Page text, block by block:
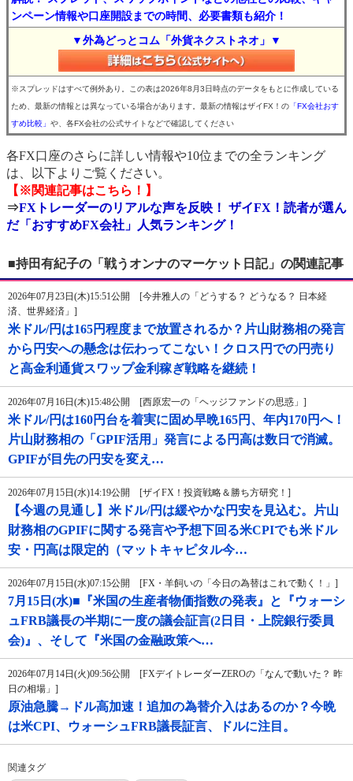
ンペーン情報や口座開設までの時間、必要書類も紹介！
▼外為どっとコム「外貨ネクストネオ」▼
※スプレッドはすべて例外あり。この表は2026年8月3日時点のデータをもとに作成している
ため、最新の情報とは異なっている場合があります。最新の情報はザイFX！の 「FX会社おす
すめ比較」 や、各FX会社の公式サイトなどで確認してください
各FX口座のさらに詳しい情報や10位までの全ランキング
は、以下よりご覧ください。
【※関連記事はこちら！】
⇒FXトレーダーのリアルな声を反映！ ザイFX！読者が選ん
だ「おすすめFX会社」人気ランキング！
■持田有紀子の「戦うオンナのマーケット日記」の関連記事
2026年07月23日(木)15:51公開 [今井雅人の「どうする？ どうなる？ 日本経
済、世界経済」]
米ドル/円は165円程度まで放置されるか？片山財務相の発言
から円安への懸念は伝わってこない！クロス円での円売り
と高金利通貨スワップ金利稼ぎ戦略を継続！
2026年07月16日(木)15:48公開 [西原宏一の「ヘッジファンドの思惑」]
米ドル/円は160円台を着実に固め早晩165円、年内170円へ！
片山財務相の「GPIF活用」発言による円高は数日で消滅。
GPIFが目先の円安を変え…
2026年07月15日(水)14:19公開 [ザイFX！投資戦略＆勝ち方研究！]
【今週の見通し】米ドル/円は緩やかな円安を見込む。片山
財務相のGPIFに関する発言や予想下回る米CPIでも米ドル
安・円高は限定的（マットキャピタル今…
2026年07月15日(水)07:15公開 [FX・羊飼いの「今日の為替はこれで動く！」]
7月15日(水)■『米国の生産者物価指数の発表』と『ウォーシ
ュFRB議長の半期に一度の議会証言(2日目・上院銀行委員
会)』、そして『米国の金融政策へ…
2026年07月14日(火)09:56公開 [FXデイトレーダーZEROの「なんで動いた？ 昨
日の相場」]
原油急騰→ドル高加速！追加の為替介入はあるのか？今晩
は米CPI、ウォーシュFRB議長証言、ドルに注目。
関連タグ